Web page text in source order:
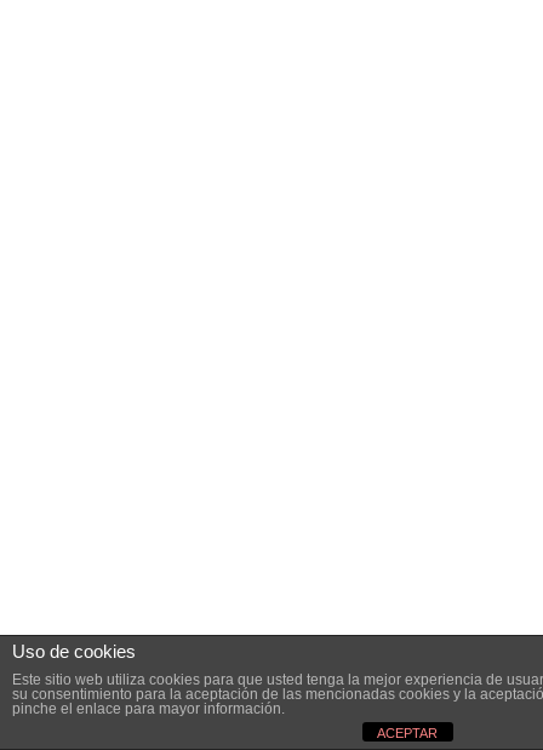
Uso de cookies
Este sitio web utiliza cookies para que usted tenga la mejor experiencia de
su consentimiento para la aceptación de las mencionadas cookies y la
pinche el enlace para mayor información.
ACEPTAR